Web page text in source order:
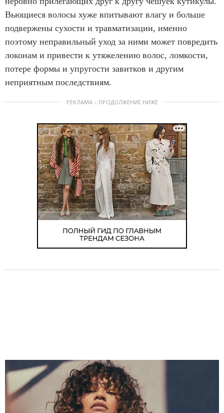
Вьющиеся волосы хуже впитывают влагу и больше
подвержены сухости и травматизации, именно
поэтому неправильный уход за ними может повредить
локонам и привести к утяжелению волос, ломкости,
потере формы и упругости завитков и другим
неприятным последствиям.
РЕКЛАМА – ПРОДОЛЖЕНИЕ НИЖЕ